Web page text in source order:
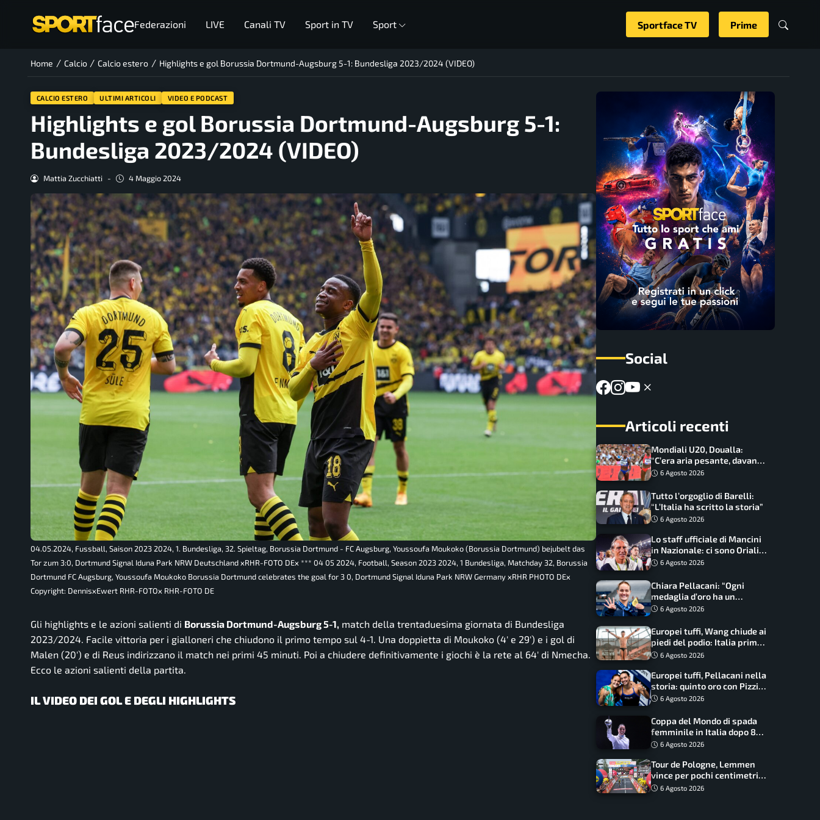
Federazioni LIVE Canali TV Sport in TV Sport Sportface TV Prime
Home / Calcio / Calcio estero / Highlights e gol Borussia Dortmund-Augsburg 5-1: Bundesliga 2023/2024 (VIDEO)
CALCIO ESTERO ULTIMI ARTICOLI VIDEO E PODCAST
Highlights e gol Borussia Dortmund-Augsburg 5-1:
Bundesliga 2023/2024 (VIDEO)
Mattia Zucchiatti - 4 Maggio 2024
04.05.2024, Fussball, Saison 2023 2024, 1. Bundesliga, 32. Spieltag, Borussia Dortmund - FC Augsburg, Youssoufa Moukoko (Borussia Dortmund) bejubelt das
Tor zum 3:0, Dortmund Signal Iduna Park NRW Deutschland xRHR-FOTO DEx *** 04 05 2024, Football, Season 2023 2024, 1 Bundesliga, Matchday 32, Borussia
Dortmund FC Augsburg, Youssoufa Moukoko Borussia Dortmund celebrates the goal for 3 0, Dortmund Signal Iduna Park NRW Germany xRHR PHOTO DEx
Copyright: DennisxEwert RHR-FOTOx RHR-FOTO DE
Gli highlights e le azioni salienti di Borussia Dortmund-Augsburg 5-1, match della trentaduesima giornata di Bundesliga
2023/2024. Facile vittoria per i gialloneri che chiudono il primo tempo sul 4-1. Una doppietta di Moukoko (4′ e 29′) e i gol di
Malen (20′) e di Reus indirizzano il match nei primi 45 minuti. Poi a chiudere definitivamente i giochi è la rete al 64′ di Nmecha.
Ecco le azioni salienti della partita.
IL VIDEO DEI GOL E DEGLI HIGHLIGHTS
Social
Articoli recenti
Mondiali U20, Doualla:
“C’era aria pesante, davano
le mascherine! Finale? Non
6 Agosto 2026
Tutto l’orgoglio di Barelli:
“L’Italia ha scritto la storia”
6 Agosto 2026
Lo staff ufficiale di Mancini
in Nazionale: ci sono Oriali e
Bonucci, confermato un
6 Agosto 2026
Chiara Pellacani: “Ogni
medaglia d’oro ha un
significato diverso. Ho fatto
6 Agosto 2026
Europei tuffi, Wang chiude ai
piedi del podio: Italia prima
nel medagliere
6 Agosto 2026
Europei tuffi, Pellacani nella
storia: quinto oro con Pizzini
nel sincro da 3 metri
6 Agosto 2026
Coppa del Mondo di spada
femminile in Italia dopo 8
anni, Alberta Santuccio: “Il
frutti”
6 Agosto 2026
Tour de Pologne, Lemmen
vince per pochi centimetri
su Scaroni: maxi-caduta e
6 Agosto 2026